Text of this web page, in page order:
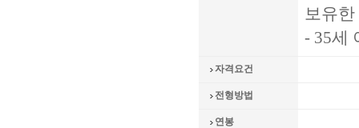
보유
- 35세
자격요건
전형방법
연봉